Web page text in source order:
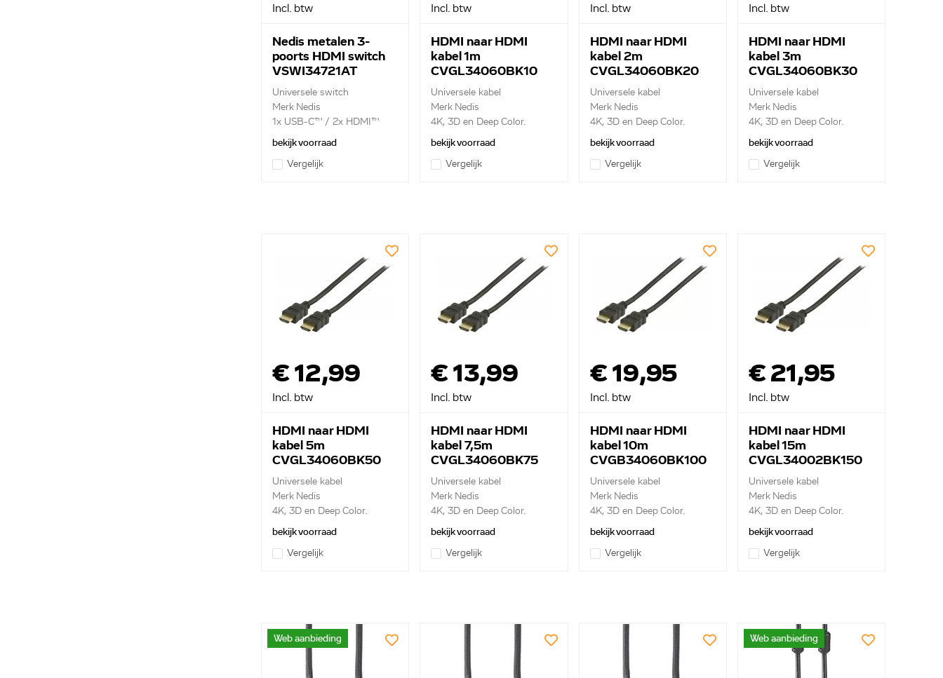
Incl. btw
Nedis metalen 3-
poorts HDMI switch
VSWI34721AT
Universele switch
Merk Nedis
1x USB-C™ / 2x HDMI™
Inpu...
bekijk voorraad
Vergelijk
Incl. btw
HDMI naar HDMI
kabel 1m
CVGL34060BK10
Universele kabel
Merk Nedis
4K, 3D en Deep Color.
Etherne...
bekijk voorraad
Vergelijk
Incl. btw
HDMI naar HDMI
kabel 2m
CVGL34060BK20
Universele kabel
Merk Nedis
4K, 3D en Deep Color.
Ethernet
bekijk voorraad
Vergelijk
Incl. btw
HDMI naar HDMI
kabel 3m
CVGL34060BK30
Universele kabel
Merk Nedis
4K, 3D en Deep Color.
Etherne...
bekijk voorraad
Vergelijk
€ 12,99
Incl. btw
HDMI naar HDMI
kabel 5m
CVGL34060BK50
Universele kabel
Merk Nedis
4K, 3D en Deep Color.
Ethernet
bekijk voorraad
Vergelijk
€ 13,99
Incl. btw
HDMI naar HDMI
kabel 7,5m
CVGL34060BK75
Universele kabel
Merk Nedis
4K, 3D en Deep Color.
Ethernet
bekijk voorraad
Vergelijk
€ 19,95
Incl. btw
HDMI naar HDMI
kabel 10m
CVGB34060BK100
Universele kabel
Merk Nedis
4K, 3D en Deep Color.
Ethernet
bekijk voorraad
Vergelijk
€ 21,95
Incl. btw
HDMI naar HDMI
kabel 15m
CVGL34002BK150
Universele kabel
Merk Nedis
4K, 3D en Deep Color.
Etherne...
bekijk voorraad
Vergelijk
Web aanbieding Web aanbieding